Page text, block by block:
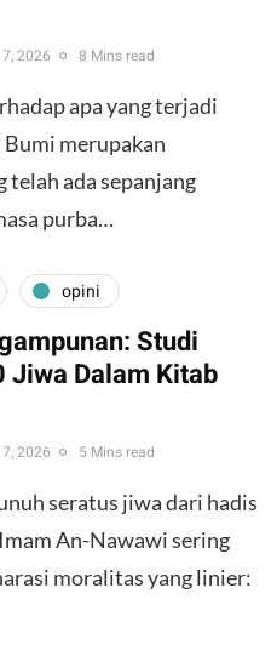
2026 8 Mins read
apa yang terjadi
merupakan
telah ada sepanjang
purba…
opini
Studi
Jiwa Dalam Kitab
2026 5 Mins read
seratus jiwa dari hadis
An-Nawawi sering
moralitas yang linier: